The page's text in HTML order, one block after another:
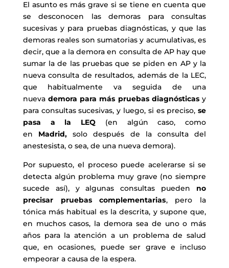
El asunto es más grave si se tiene en cuenta que
se desconocen las demoras para consultas
sucesivas y para pruebas diagnósticas, y que las
demoras reales son sumatorias y acumulativas, es
decir, que a la demora en consulta de AP hay que
sumar la de las pruebas que se piden en AP y la
nueva consulta de resultados, además de la LEC,
que habitualmente va seguida de una
nuevademora para más pruebas diagnósticasy
para consultas sucesivas, y luego, si es preciso,se
pasa a la LEQ (en algún caso, como
en Madrid, solo después de la consulta del
anestesista, o sea, de una nueva demora).
Por supuesto, el proceso puede acelerarse si se
detecta algún problema muy grave (no siempre
sucede así), y algunas consultas pueden no
precisar pruebas complementarias, pero la
tónica más habitual es la descrita, y supone que,
en muchos casos, la demora sea de uno o más
años para la atención a un problema de salud
que, en ocasiones, puede ser grave e incluso
empeorar a causa de la espera.